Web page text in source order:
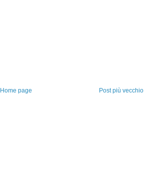
Post più vecchio
Home page